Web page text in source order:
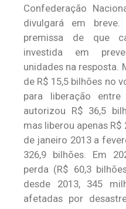
Confederação
divulgará em
premissa de que
investida em
unidades na resposta.
de R$ 15,5 bilhões no
para liberação
autorizou R$ 36,5
mas liberou apenas
de janeiro 2013 a
326,9 bilhões. Em
perda (R$ 60,3
desde 2013, 345
afetadas por